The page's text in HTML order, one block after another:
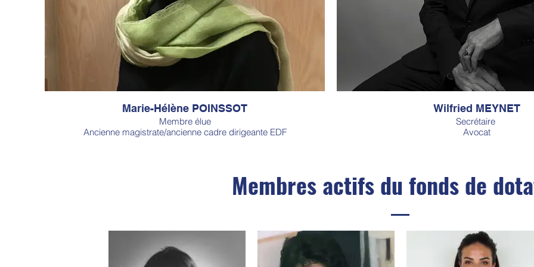
Marie-Hélène POINSSOT
Membre élue
Ancienne magistrate/ancienne cadre dirigeante EDF
Wilfried MEYNET
Secrétaire
Avocat
Membres actifs du fonds de